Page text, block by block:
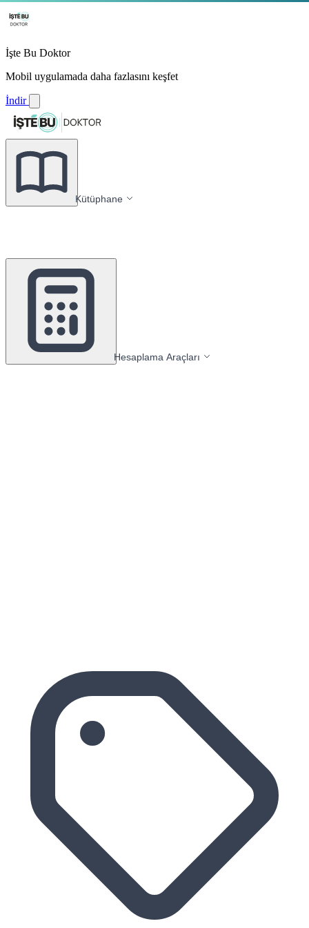
İşte Bu Doktor
Mobil uygulamada daha fazlasını keşfet
İndir
Kütüphane
Hesaplama Araçları